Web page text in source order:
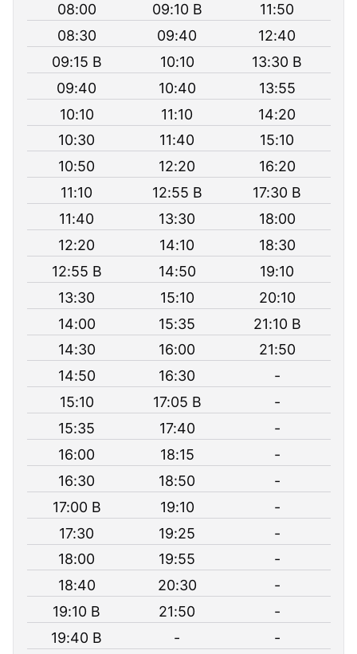
08:00
09:10 B
11:50
08:30
09:40
12:40
09:15 B
10:10
13:30 B
09:40
10:40
13:55
10:10
11:10
14:20
10:30
11:40
15:10
10:50
12:20
16:20
11:10
12:55 B
17:30 B
11:40
13:30
18:00
12:20
14:10
18:30
12:55 B
14:50
19:10
13:30
15:10
20:10
14:00
15:35
21:10 B
14:30
16:00
21:50
14:50
16:30
-
15:10
17:05 B
-
15:35
17:40
-
16:00
18:15
-
16:30
18:50
-
17:00 B
19:10
-
17:30
19:25
-
18:00
19:55
-
18:40
20:30
-
19:10 B
21:50
-
19:40 B
-
-